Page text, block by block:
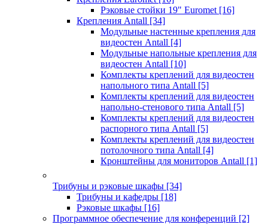
Рэковые стойки 19" Euromet [16]
Крепления Antall [34]
Модульные настенные крепления для
видеостен Antall [4]
Модульные напольные крепления для
видеостен Antall [10]
Комплекты креплений для видеостен
напольного типа Antall [5]
Комплекты креплений для видеостен
напольно-стенового типа Antall [5]
Комплекты креплений для видеостен
распорного типа Antall [5]
Комплекты креплений для видеостен
потолочного типа Antall [4]
Кронштейны для мониторов Antall [1]
Трибуны и рэковые шкафы [34]
Трибуны и кафедры [18]
Рэковые шкафы [16]
Программное обеспечение для конференций [2]